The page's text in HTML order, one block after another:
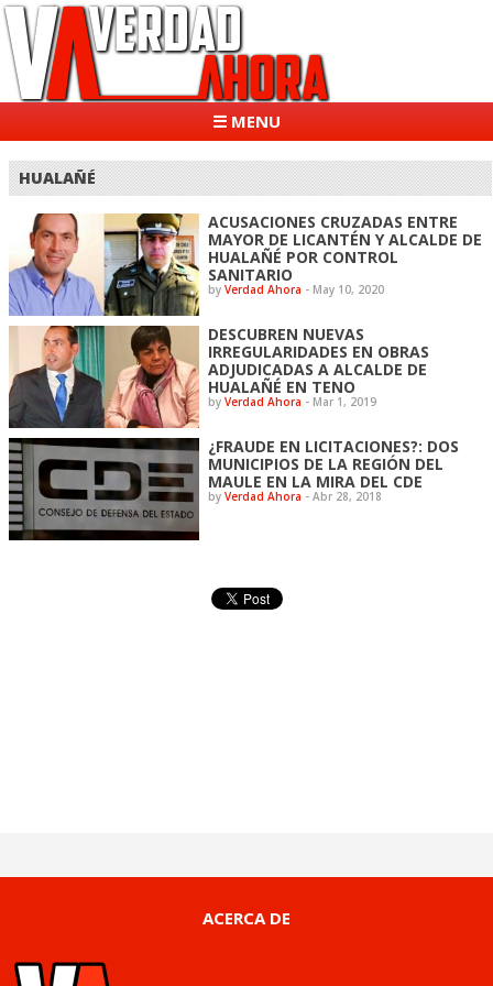
☰ MENU
HUALAÑÉ
ACUSACIONES CRUZADAS ENTRE
MAYOR DE LICANTÉN Y ALCALDE DE
HUALAÑÉ POR CONTROL
SANITARIO
byVerdad Ahora - May 10, 2020
DESCUBREN NUEVAS
IRREGULARIDADES EN OBRAS
ADJUDICADAS A ALCALDE DE
HUALAÑÉ EN TENO
byVerdad Ahora - Mar 1, 2019
¿FRAUDE EN LICITACIONES?: DOS
MUNICIPIOS DE LA REGIÓN DEL
MAULE EN LA MIRA DEL CDE
byVerdad Ahora - Abr 28, 2018
ACERCA DE